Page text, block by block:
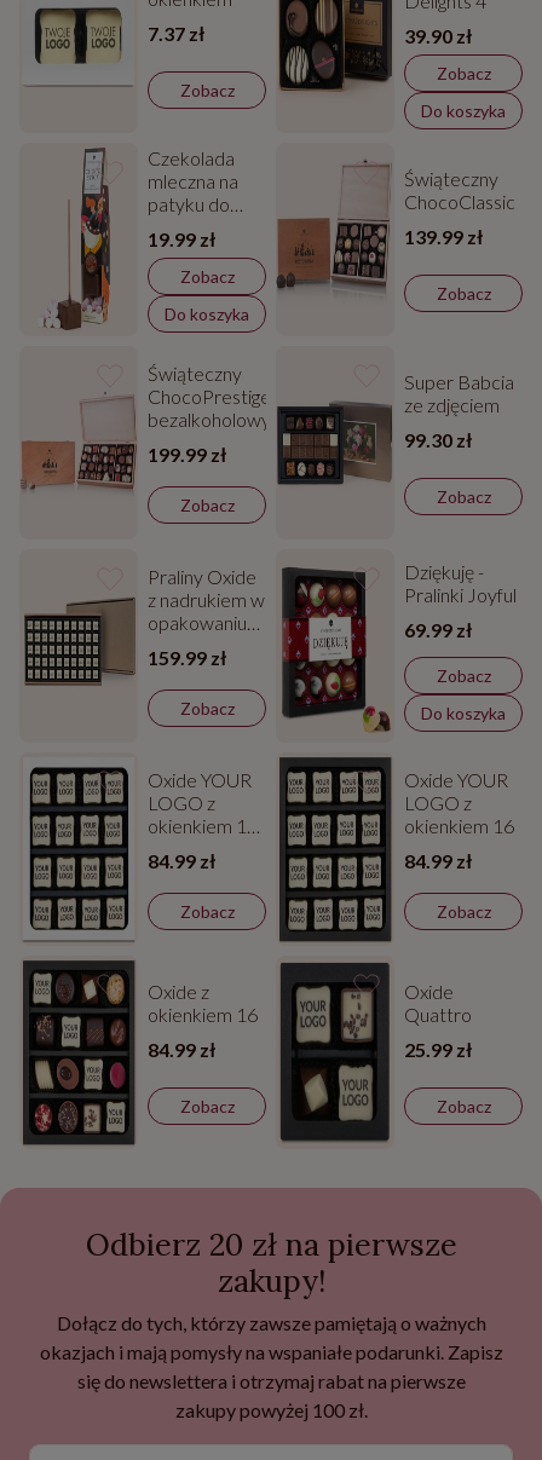
7.37 zł
Zobacz
39.90 zł
Zobacz
Do koszyka
Czekolada
mleczna na
patyku do
rozpuszczania-
Chocostick
19.99 zł
Zobacz
Do koszyka
Świąteczny
ChocoClassic
139.99 zł
Zobacz
Świąteczny
ChocoPrestige
bezalkoholowy
199.99 zł
Zobacz
Super Babcia
ze zdjęciem
99.30 zł
Zobacz
Praliny Oxide
z nadrukiem w
opakowaniu
zbiorczym
159.99 zł
Zobacz
Dziękuję -
Pralinki Joyful
69.99 zł
Zobacz
Do koszyka
Oxide YOUR
LOGO z
okienkiem 16
w białym
kartoniku
84.99 zł
Zobacz
Oxide YOUR
LOGO z
okienkiem 16
84.99 zł
Zobacz
Oxide z
okienkiem 16
84.99 zł
Zobacz
Oxide
Quattro
25.99 zł
Zobacz
Odbierz 20 zł na pierwsze
zakupy!
Dołącz do tych, którzy zawsze pamiętają o ważnych
okazjach i mają pomysły na wspaniałe podarunki. Zapisz
się do newslettera i otrzymaj rabat na pierwsze
zakupy powyżej 100 zł.